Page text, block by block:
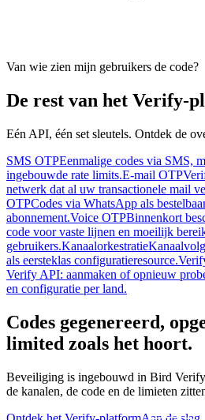
Van wie zien mijn gebruikers de code?
De rest van het Verify-
Eén API, één set sleutels. Ontdek de
SMS OTPEenmalige codes via SMS,
ingebouwde rate limits.E-mail OTP
netwerk dat al uw transactionele mail
OTPCodes via WhatsApp als
abonnement.Voice OTPBinnenkort
code voor vaste lijnen en moeilijk
gebruikers.Kanaalorkestratie
als eersteklas configuratieresource.
Verify API: aanmaken of opnieuw
en configuratie per land.
Codes gegenereerd,
limited zoals het hoort.
Beveiliging is ingebouwd in Bird
de kanalen, de code en de limieten